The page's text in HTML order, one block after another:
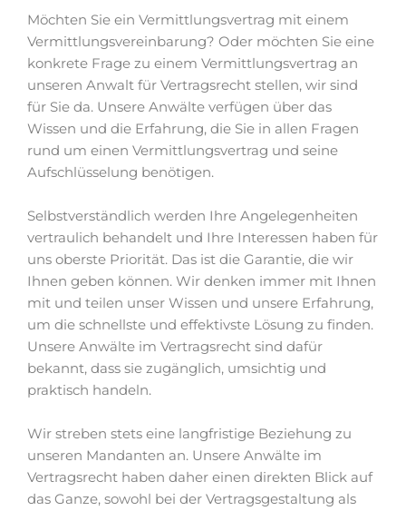
Möchten Sie ein Vermittlungsvertrag mit einem
Vermittlungsvereinbarung? Oder möchten Sie eine
konkrete Frage zu einem Vermittlungsvertrag an
unseren Anwalt für Vertragsrecht stellen, wir sind
für Sie da. Unsere Anwälte verfügen über das
Wissen und die Erfahrung, die Sie in allen Fragen
rund um einen Vermittlungsvertrag und seine
Aufschlüsselung benötigen.
Selbstverständlich werden Ihre Angelegenheiten
vertraulich behandelt und Ihre Interessen haben für
uns oberste Priorität. Das ist die Garantie, die wir
Ihnen geben können. Wir denken immer mit Ihnen
mit und teilen unser Wissen und unsere Erfahrung,
um die schnellste und effektivste Lösung zu finden.
Unsere Anwälte im Vertragsrecht sind dafür
bekannt, dass sie zugänglich, umsichtig und
praktisch handeln.
Wir streben stets eine langfristige Beziehung zu
unseren Mandanten an. Unsere Anwälte im
Vertragsrecht haben daher einen direkten Blick auf
das Ganze, sowohl bei der Vertragsgestaltung als